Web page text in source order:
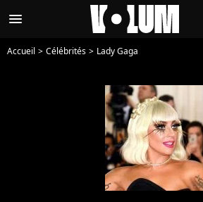
menu
Accueil Célébrités Lady Gaga